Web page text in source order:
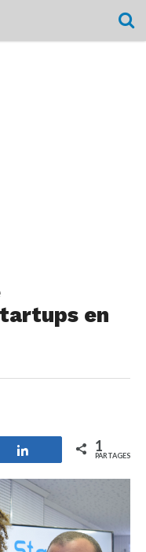
en
Partagez 1
PARTAGES